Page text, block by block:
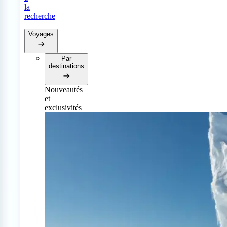
la
recherche
Voyages
Par
destinations
Nouveautés
et
exclusivités